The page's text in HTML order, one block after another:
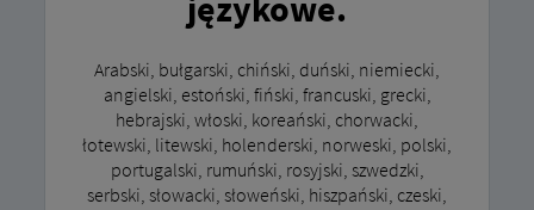
Arabski, bułgarski, chiński, duński, niemiecki,
angielski, estoński, fiński, francuski, grecki,
hebrajski, włoski, koreański, chorwacki,
łotewski, litewski, holenderski, norweski, polski,
portugalski, rumuński, rosyjski, szwedzki,
serbski, słowacki, słoweński, hiszpański, czeski,